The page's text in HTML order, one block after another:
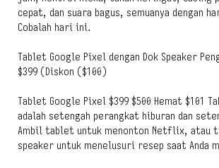
cepat, dan suara bagus, semuanya dengan
Cobalah hari ini.
Tablet Google Pixel dengan Dok Speaker
$399 (Diskon ($100)
Tablet Google Pixel $399 $500 Hemat $101
adalah setengah perangkat hiburan dan
Ambil tablet untuk menonton Netflix, atau
speaker untuk menelusuri resep saat Anda